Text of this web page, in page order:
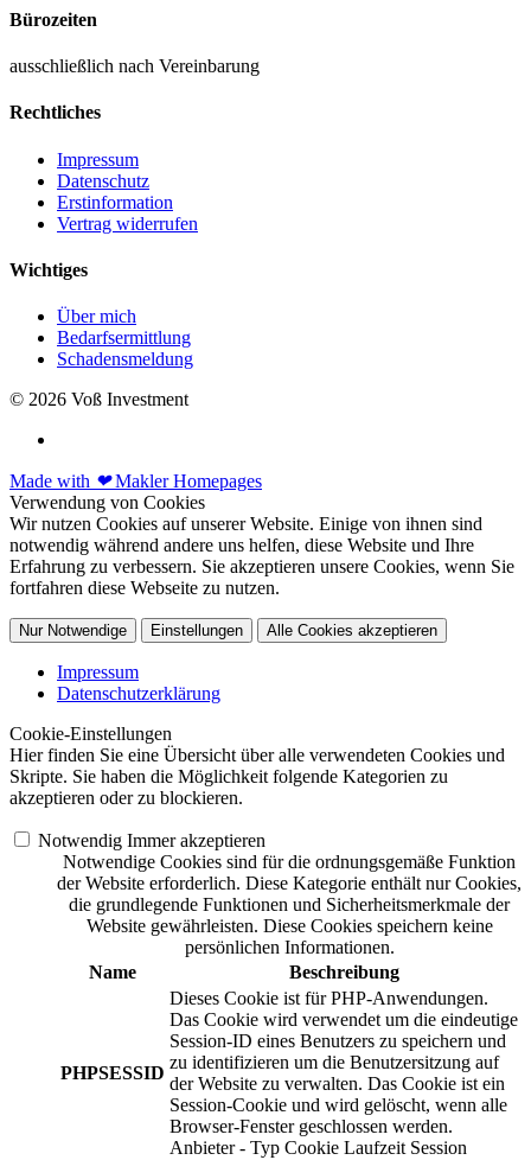
Bürozeiten
ausschließlich nach Vereinbarung
Rechtliches
Impressum
Datenschutz
Erstinformation
Vertrag widerrufen
Wichtiges
Über mich
Bedarfsermittlung
Schadensmeldung
© 2026 Voß Investment
Made with ❤Makler Homepages
Verwendung von Cookies
Wir nutzen Cookies auf unserer Website. Einige von ihnen sind
notwendig während andere uns helfen, diese Website und Ihre
Erfahrung zu verbessern. Sie akzeptieren unsere Cookies, wenn Sie
fortfahren diese Webseite zu nutzen.
Nur Notwendige Einstellungen Alle Cookies akzeptieren
Impressum
Datenschutzerklärung
Cookie-Einstellungen
Hier finden Sie eine Übersicht über alle verwendeten Cookies und
Skripte. Sie haben die Möglichkeit folgende Kategorien zu
akzeptieren oder zu blockieren.
Notwendig Immer akzeptieren
Notwendige Cookies sind für die ordnungsgemäße Funktion
der Website erforderlich. Diese Kategorie enthält nur Cookies,
die grundlegende Funktionen und Sicherheitsmerkmale der
Website gewährleisten. Diese Cookies speichern keine
persönlichen Informationen.
Name
Beschreibung
PHPSESSID
Dieses Cookie ist für PHP-Anwendungen.
Das Cookie wird verwendet um die eindeutige
Session-ID eines Benutzers zu speichern und
zu identifizieren um die Benutzersitzung auf
der Website zu verwalten. Das Cookie ist ein
Session-Cookie und wird gelöscht, wenn alle
Browser-Fenster geschlossen werden.
Anbieter - Typ Cookie Laufzeit Session